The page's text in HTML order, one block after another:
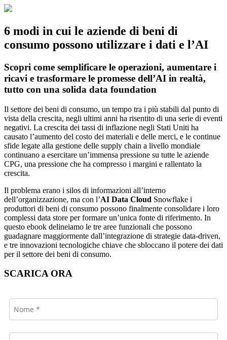
Skip
content
6 modi in cui le aziende di beni di
consumo possono utilizzare i dati e l’AI
Scopri come semplificare le operazioni, aumentare i
ricavi e trasformare le promesse dell’AI in realtà,
tutto con una solida data foundation
Il settore dei beni di consumo, un tempo tra i più stabili dal punto di
vista della crescita, negli ultimi anni ha risentito di una serie di eventi
negativi. La crescita dei tassi di inflazione negli Stati Uniti ha
causato l’aumento del costo dei materiali e delle merci, e le continue
sfide legate alla gestione delle supply chain a livello mondiale
continuano a esercitare un’immensa pressione su tutte le aziende
CPG, una pressione che ha compresso i margini e rallentato la
crescita.
Il problema erano i silos di informazioni all’interno
dell’organizzazione, ma con l’AI Data Cloud Snowflake i
produttori di beni di consumo possono finalmente consolidare i loro
complessi data store per formare un’unica fonte di riferimento. In
questo ebook delineiamo le tre aree funzionali che possono
guadagnare maggiormente dall’integrazione di strategie data‑driven,
e tre innovazioni tecnologiche chiave che sbloccano il potere dei dati
per il settore dei beni di consumo.
SCARICA ORA